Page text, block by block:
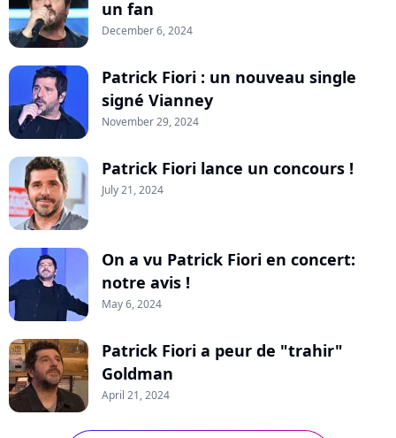
un fan
December 6, 2024
Patrick Fiori : un nouveau single
signé Vianney
November 29, 2024
Patrick Fiori lance un concours !
July 21, 2024
On a vu Patrick Fiori en concert:
notre avis !
May 6, 2024
Patrick Fiori a peur de "trahir"
Goldman
April 21, 2024